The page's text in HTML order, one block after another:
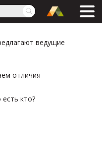
ведущие
отличия
кто?